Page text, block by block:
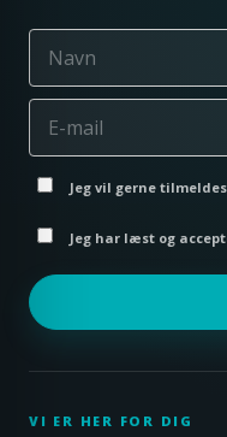
Jeg vil gerne
Jeg har læst og
VI ER HER FOR DIG